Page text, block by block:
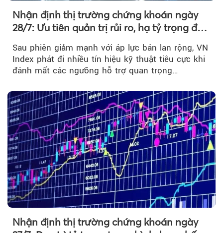
Nhận định thị trường chứng khoán ngày
28/7: Ưu tiên quản trị rủi ro, hạ tỷ trọng đòn
Sau phiên giảm mạnh với áp lực bán lan rộng, VN
Index phát đi nhiều tín hiệu kỹ thuật tiêu cực khi
đánh mất các ngưỡng hỗ trợ quan trọng…
Nhận định thị trường chứng khoán ngày